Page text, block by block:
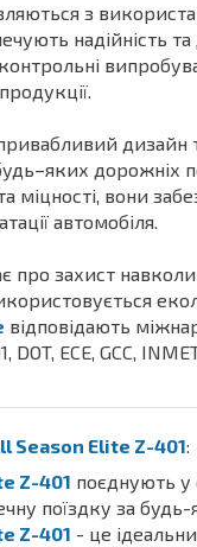
з
надійність
дизайн
дорожніх
міцності, вони
автомобіля.
про захист
відповідають
DOT, ECE, GCC,
Season Elite Z-401:
Z-401 поєднують у
поїздку за
Z-401 - це